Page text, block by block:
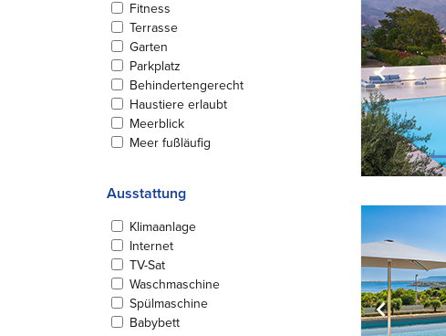
Fitness
Terrasse
Garten
Parkplatz
Behindertengerecht
Haustiere erlaubt
Meerblick
Meer fußläufig
Ausstattung
Klimaanlage
Internet
TV-Sat
Waschmaschine
Spülmaschine
Babybett